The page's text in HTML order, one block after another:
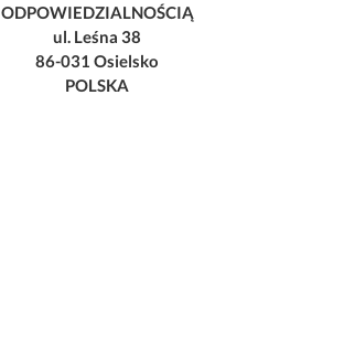
ODPOWIEDZIALNOŚCIĄ
ul. Leśna 38
86-031 Osielsko
POLSKA